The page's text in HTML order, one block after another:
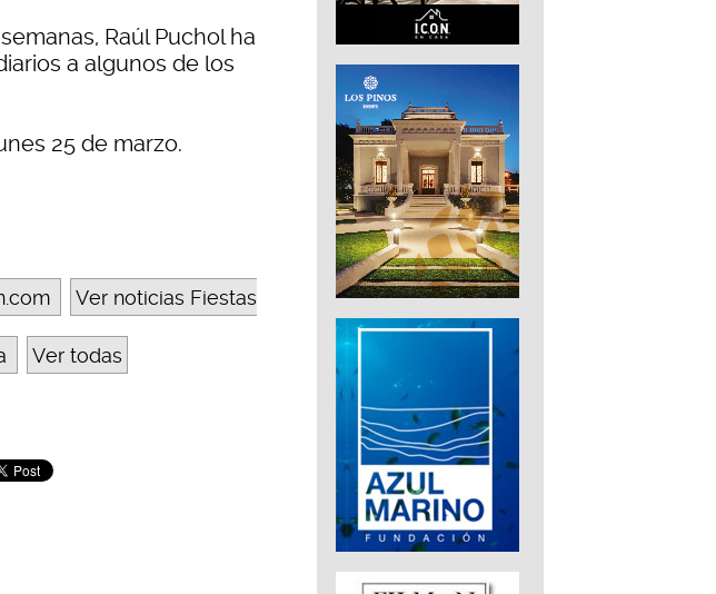
Raúl Puchol ha
a algunos de los
25 de marzo.
Ver noticias Fiestas
Ver todas